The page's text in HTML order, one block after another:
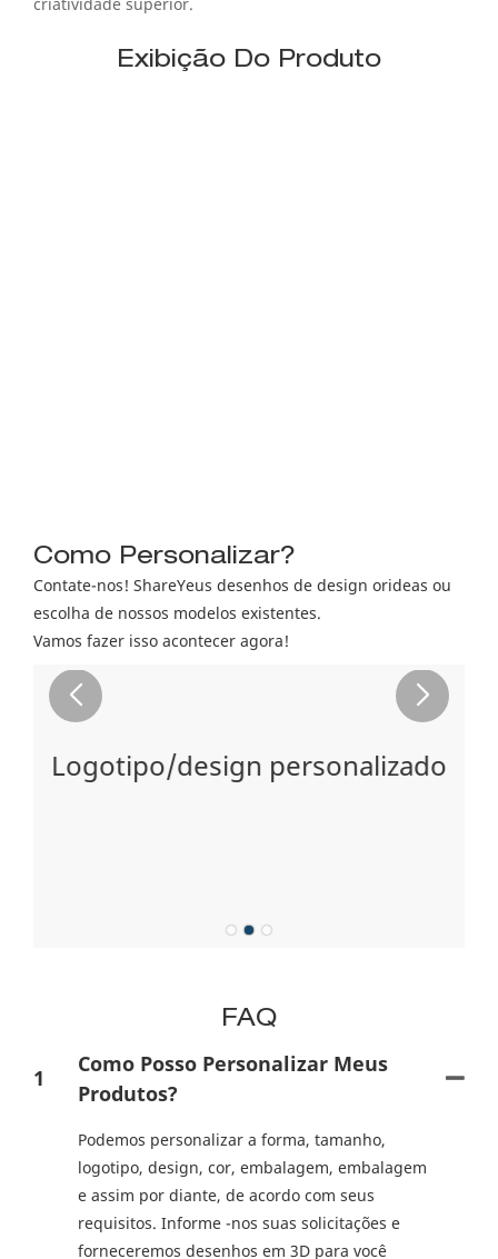
Exibição Do Produto
Como Personalizar?
Contate-nos! ShareYeus desenhos de design orideas ou
escolha de nossos modelos existentes.
Vamos fazer isso acontecer agora!
Logotipo/design personalizado
FAQ
1
Como Posso Personalizar Meus
Produtos?
Podemos personalizar a forma, tamanho,
logotipo, design, cor, embalagem, embalagem
e assim por diante, de acordo com seus
requisitos. Informe -nos suas solicitações e
forneceremos desenhos em 3D para você